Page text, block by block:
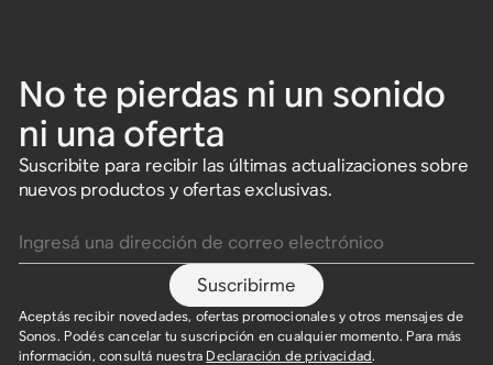
No te pierdas ni un sonido
ni una oferta
Suscribite para recibir las últimas actualizaciones sobre
nuevos productos y ofertas exclusivas.
Suscribirme
Aceptás recibir novedades, ofertas promocionales y otros mensajes de
Sonos. Podés cancelar tu suscripción en cualquier momento. Para más
información, consultá nuestra Declaración de privacidad.